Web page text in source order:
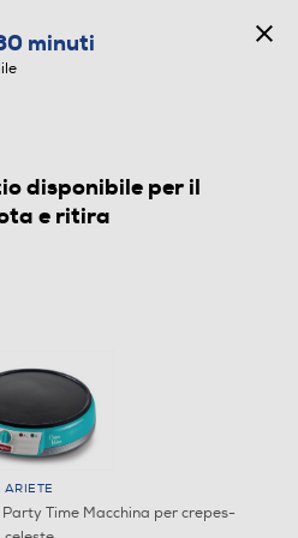
minuti
disponibile per il
e ritira
ARIETE
Time Macchina per crepes-